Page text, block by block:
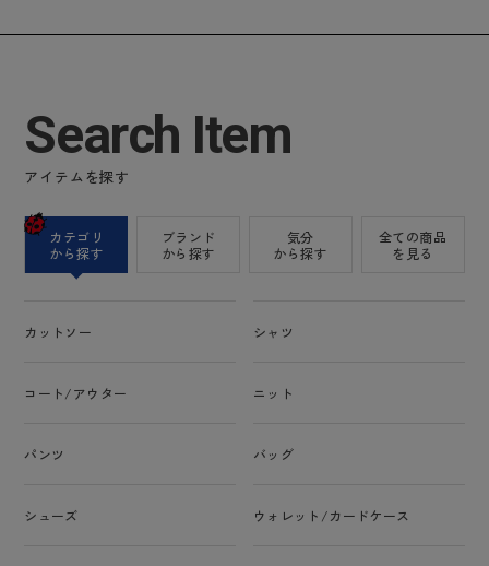
Search Item
アイテムを探す
カテゴリ
から探す
ブランド
から探す
気分
から探す
全ての商品
を見る
カットソー シャツ
コート/アウター ニット
パンツ バッグ
シューズ ウォレット/カードケース